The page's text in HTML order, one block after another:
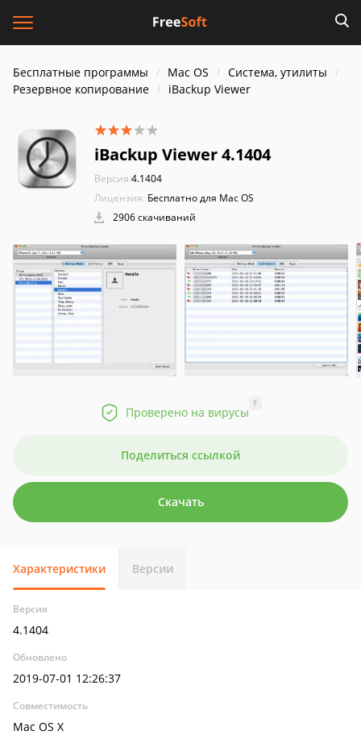
Бесплатные программы Mac OS
Система, утилиты
Резервное копирование
iBackup Viewer
iBackup Viewer 4.1404
Версия:4.1404
Лицензия: Бесплатно для Mac OS
2906 скачиваний
Проверено на вирусы
?
Поделиться ссылкой
Скачать
Характеристики Версии
Версия
4.1404
Обновлено
2019-07-01 12:26:37
Совместимость
Mac OS X